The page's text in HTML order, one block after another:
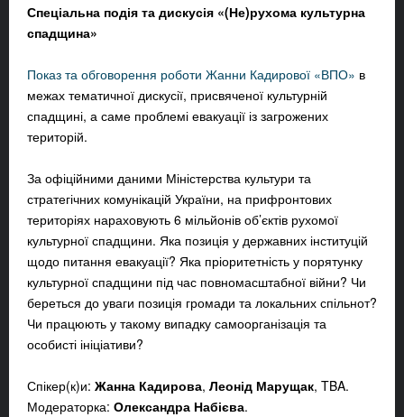
Спеціальна подія та дискусія «(Не)рухома культурна
спадщина»
Показ та обговорення роботи Жанни Кадирової «ВПО» в
межах тематичної дискусії, присвяченої культурній
спадщині, а саме проблемі евакуації із загрожених
територій.
За офіційними даними Міністерства культури та
стратегічних комунікацій України, на прифронтових
територіях нараховують 6 мільйонів об’єктів рухомої
культурної спадщини. Яка позиція у державних інституцій
щодо питання евакуації? Яка пріоритетність у порятунку
культурної спадщини під час повномасштабної війни? Чи
береться до уваги позиція громади та локальних спільнот?
Чи працюють у такому випадку самоорганізація та
особисті ініціативи?
Спікер(к)и: Жанна Кадирова, Леонід Марущак, TBA.
Модераторка: Олександра Набієва.